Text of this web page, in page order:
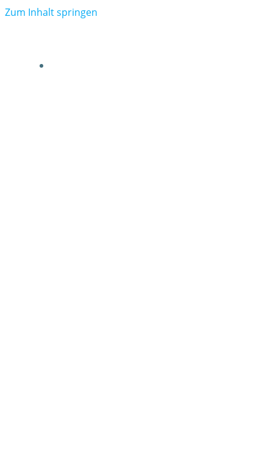
Zum Inhalt springen